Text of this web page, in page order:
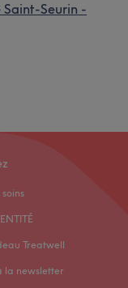
Seurin -
Treatwell
la newsletter